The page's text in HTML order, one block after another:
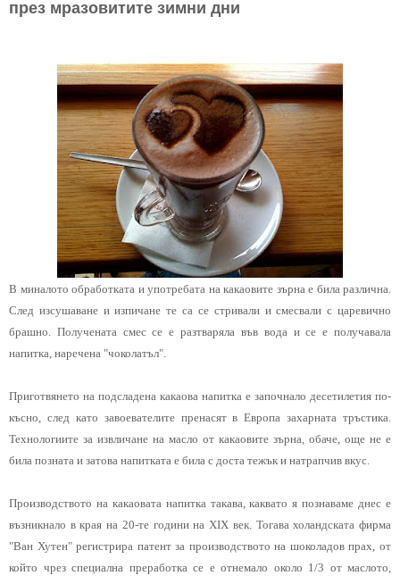
през мразовитите зимни дни
В миналото обработката и употребата на какаовите зърна е била различна.
След изсушаване и изпичане те са се стривали и смесвали с царевично
брашно. Получената смес се е разтваряла във вода и се е получавала
напитка, наречена "чоколатъл".
Приготвянето на подсладена какаова напитка е започнало десетилетия по-
късно, след като завоевателите пренасят в Европа захарната тръстика.
Технологиите за извличане на масло от какаовите зърна, обаче, още не е
била позната и затова напитката е била с доста тежък и натрапчив вкус.
Производството на какаовата напитка такава, каквато я познаваме днес е
възникнало в края на 20-те години на XIX век. Тогава холандската фирма
"Ван Хутен" регистрира патент за производството на шоколадов прах, от
който чрез специална преработка се е отнемало около 1/3 от маслото,